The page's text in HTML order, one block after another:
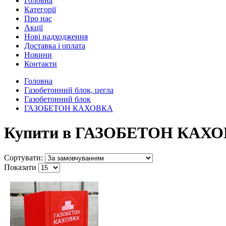
Категорії
Про нас
Акції
Нові надходження
Доставка і оплата
Новини
Контакти
Головна
Газобетонний блок, цегла
Газобетонний блок
ГАЗОБЕТОН КАХОВКА
Купити в ГАЗОБЕТОН
Сортувати:
Показати